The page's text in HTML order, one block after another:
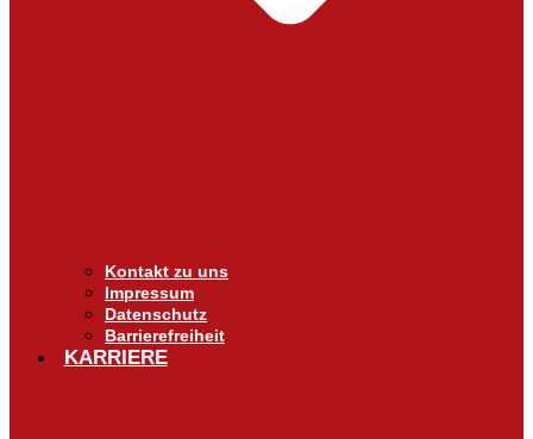
Kontakt zu uns
Impressum
Datenschutz
Barrierefreiheit
KARRIERE